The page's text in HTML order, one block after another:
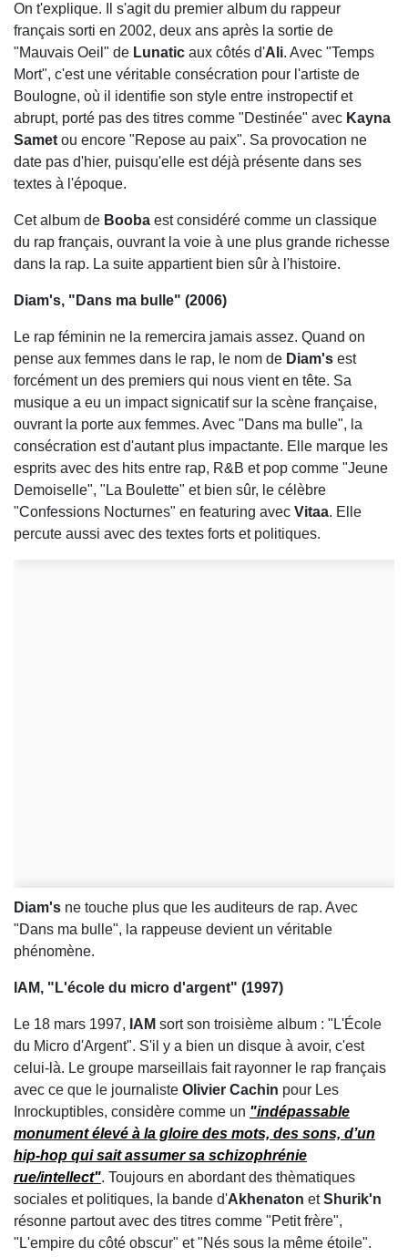
On t'explique. Il s'agit du premier album du rappeur
français sorti en 2002, deux ans après la sortie de
"Mauvais Oeil" de Lunatic aux côtés d'Ali. Avec "Temps
Mort", c'est une véritable consécration pour l'artiste de
Boulogne, où il identifie son style entre instropectif et
abrupt, porté pas des titres comme "Destinée" avec Kayna
Samet ou encore "Repose au paix". Sa provocation ne
date pas d'hier, puisqu'elle est déjà présente dans ses
textes à l'époque.
Cet album de Booba est considéré comme un classique
du rap français, ouvrant la voie à une plus grande richesse
dans la rap. La suite appartient bien sûr à l'histoire.
Diam's, "Dans ma bulle" (2006)
Le rap féminin ne la remercira jamais assez. Quand on
pense aux femmes dans le rap, le nom de Diam's est
forcément un des premiers qui nous vient en tête. Sa
musique a eu un impact signicatif sur la scène française,
ouvrant la porte aux femmes. Avec "Dans ma bulle", la
consécration est d'autant plus impactante. Elle marque les
esprits avec des hits entre rap, R&B et pop comme "Jeune
Demoiselle", "La Boulette" et bien sûr, le célèbre
"Confessions Nocturnes" en featuring avec Vitaa. Elle
percute aussi avec des textes forts et politiques.
Diam's ne touche plus que les auditeurs de rap. Avec
"Dans ma bulle", la rappeuse devient un véritable
phénomène.
IAM, "L'école du micro d'argent" (1997)
Le 18 mars 1997, IAM sort son troisième album : "L'École
du Micro d'Argent". S'il y a bien un disque à avoir, c'est
celui-là. Le groupe marseillais fait rayonner le rap français
avec ce que le journaliste Olivier Cachin pour Les
Inrockuptibles, considère comme un "indépassable
monument élevé à la gloire des mots, des sons, d’un
hip-hop qui sait assumer sa schizophrénie
rue/intellect". Toujours en abordant des thèmatiques
sociales et politiques, la bande d'Akhenaton etShurik'n
résonne partout avec des titres comme "Petit frère",
"L'empire du côté obscur" et "Nés sous la même étoile".